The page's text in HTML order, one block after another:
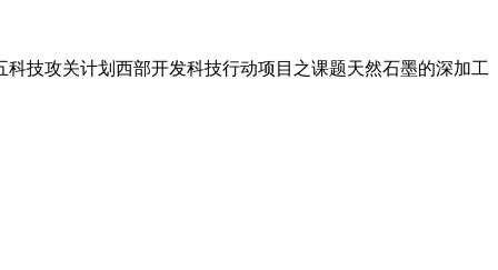
技攻关计划西部开发科技行动项目之课题天然石墨的深加工